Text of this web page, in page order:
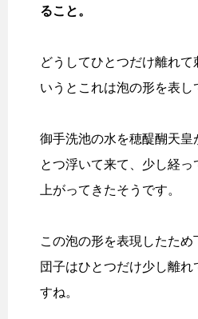
ること。
どうしてひとつだけ離れて
いうとこれは泡の形を表し
御手洗池の水を穂醍醐天皇
とつ浮いて来て、少し経っ
上がってきたそうです。
この泡の形を表現したため
団子はひとつだけ少し離
すね。